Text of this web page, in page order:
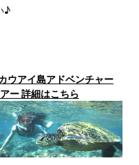
♪
ウアイ島アドベンチャー
ー 詳細はこちら